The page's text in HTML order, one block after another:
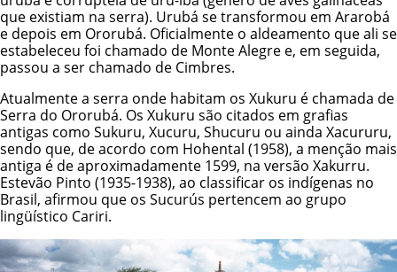
que existiam na serra). Urubá se transformou em Ararobá
e depois em Ororubá. Oficialmente o aldeamento que ali se
estabeleceu foi chamado de Monte Alegre e, em seguida,
passou a ser chamado de Cimbres.
Atualmente a serra onde habitam os Xukuru é chamada de
Serra do Ororubá. Os Xukuru são citados em grafias
antigas como Sukuru, Xucuru, Shucuru ou ainda Xacururu,
sendo que, de acordo com Hohental (1958), a menção mais
antiga é de aproximadamente 1599, na versão Xakurru.
Estevão Pinto (1935-1938), ao classificar os indígenas no
Brasil, afirmou que os Sucurús pertencem ao grupo
lingüístico Cariri.